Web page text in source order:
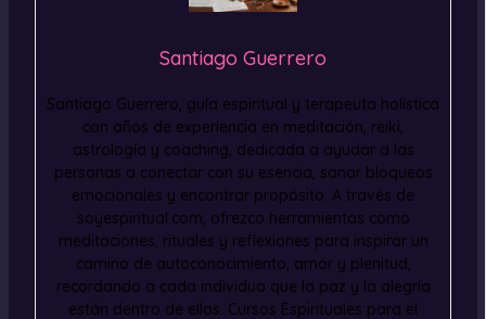
Santiago Guerrero
Santiago Guerrero, guía espiritual y terapeuta holística
con años de experiencia en meditación, reiki,
astrología y coaching, dedicada a ayudar a las
personas a conectar con su esencia, sanar bloqueos
emocionales y encontrar propósito. A través de
soyespiritual.com, ofrezco herramientas como
meditaciones, rituales y reflexiones para inspirar un
camino de autoconocimiento, amor y plenitud,
recordando a cada individuo que la paz y la alegría
están dentro de ellos. Cursos Espirituales para el